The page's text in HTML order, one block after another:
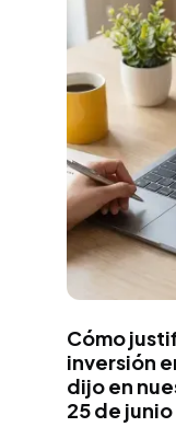
Cómo
inversión
dijo en
25 de junio